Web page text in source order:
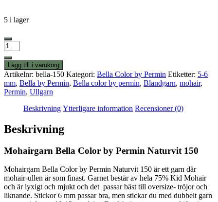
5 i lager
Bella
Color
by
Permin
Naturvit
mängd
Lägg till i varukorg
Artikelnr: bella-150 Kategori: Bella Color by Permin Etiketter: 5-6
mm, Bella by Permin, Bella color by permin, Blandgarn, mohair,
Permin, Ullgarn
Beskrivning Ytterligare information Recensioner (0)
Beskrivning
Mohairgarn Bella Color by Permin Naturvit 150
Mohairgarn Bella Color by Permin Naturvit 150 är ett garn där
mohair-ullen är som finast. Garnet består av hela 75% Kid Mohair
och är lyxigt och mjukt och det passar bäst till oversize- tröjor och
liknande. Stickor 6 mm passar bra, men stickar du med dubbelt garn